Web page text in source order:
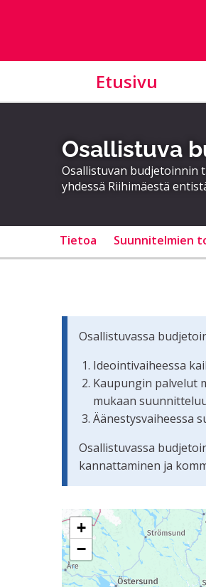
Etusivu
Osallistuva
Osallistuvan budjetoinnin
yhdessä Riihimäestä
Tietoa Suunnitelmien
Osallistuvassa
Ideointivaiheessa
Kaupungin palvelut
mukaan
Äänestysvaiheessa
Osallistuvassa
kannattaminen ja
Seuraavassa elementissä
+
−